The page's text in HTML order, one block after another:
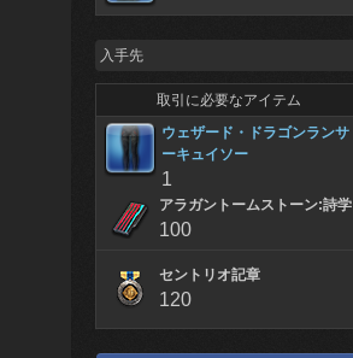
入手先
取引に必要なアイテム
ウェザード・ドラゴンランサ
ーキュイソー
1
アラガントームストーン:詩学
100
セントリオ記章
120